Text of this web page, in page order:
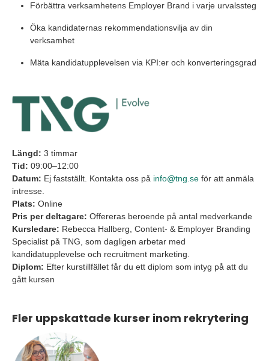
Förbättra verksamhetens Employer Brand i varje urvalssteg
Öka kandidaternas rekommendationsvilja av din
verksamhet
Mäta kandidatupplevelsen via KPI:er och konverteringsgrad
Längd: 3 timmar
Tid: 09:00–12:00
Datum: Ej fastställt. Kontakta oss på info@tng.se för att anmäla
intresse.
Plats: Online
Pris per deltagare: Offereras beroende på antal medverkande
Kursledare: Rebecca Hallberg, Content- & Employer Branding
Specialist på TNG, som dagligen arbetar med
kandidatupplevelse och recruitment marketing.
Diplom: Efter kurstillfället får du ett diplom som intyg på att du
gått kursen
Fler uppskattade kurser inom rekrytering